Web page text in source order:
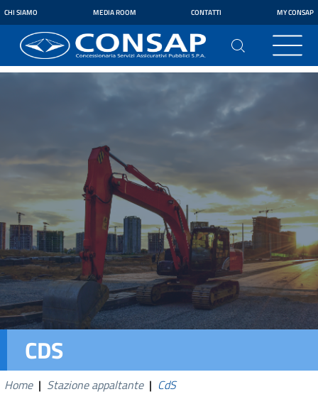
CHI SIAMO MEDIA ROOM CONTATTI MY CONSAP
CDS
Home | Stazione appaltante | CdS